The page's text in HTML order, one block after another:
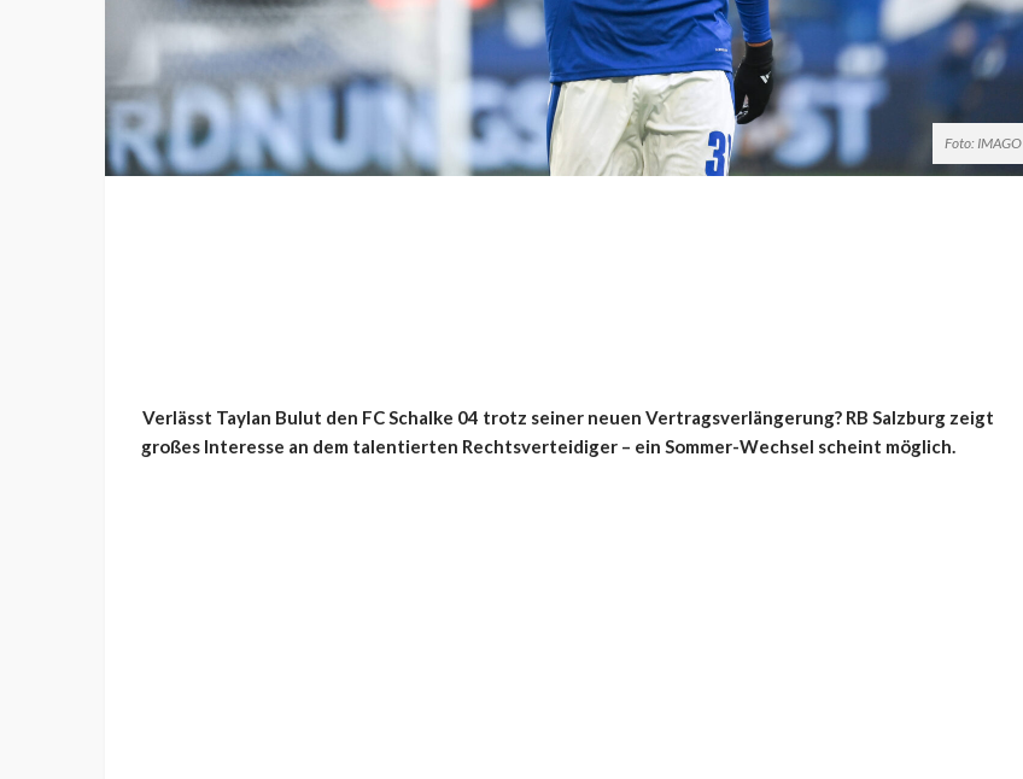
Foto: IMAGO
Verlässt Taylan Bulut den FC Schalke 04 trotz seiner neuen Vertragsverlängerung? RB Salzburg zeigt
großes Interesse an dem talentierten Rechtsverteidiger – ein Sommer-Wechsel scheint möglich.